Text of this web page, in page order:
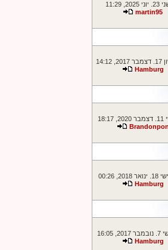
11:29
martin95
Hamburg
00:26
Hamburg
16:05
Hamburg